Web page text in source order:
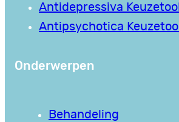
Antidepressiva Keuzetool
Antipsychotica Keuzetool
Onderwerpen
Behandeling